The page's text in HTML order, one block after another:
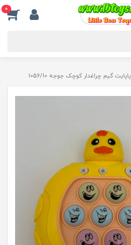
0
پاپایت گیم چراغدار کوچک جوجه 1056/10